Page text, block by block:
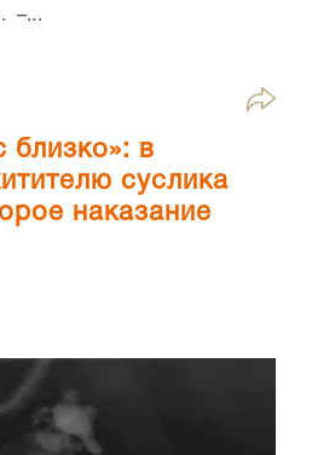
–...
близко»: в
суслика
наказание